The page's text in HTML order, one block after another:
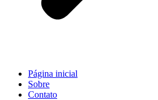
Página inicial
Sobre
Contato